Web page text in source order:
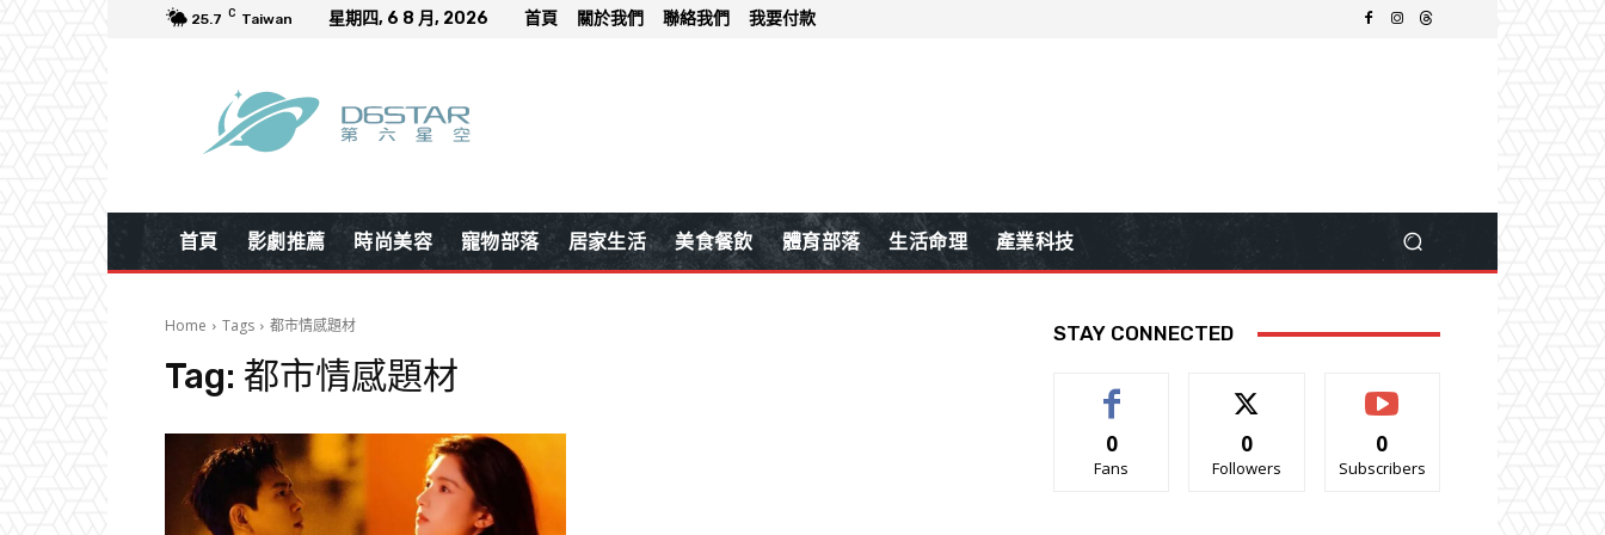
25.7 C Taiwan 星期四, 6 8 月, 2026 首頁 關於我們 聯絡我們 我要付款
首頁 影劇推薦 時尚美容 寵物部落 居家生活 美食餐飲 體育部落 生活命理 產業科技
Home Tags 都市情感題材
Tag: 都市情感題材
STAY CONNECTED
0
Fans
0
Followers
0
Subscribers